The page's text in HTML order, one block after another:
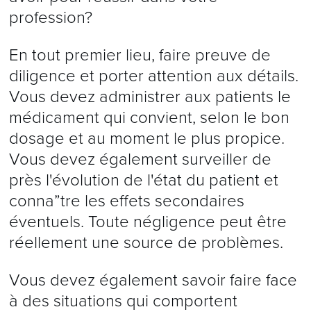
profession?
En tout premier lieu, faire preuve de
diligence et porter attention aux détails.
Vous devez administrer aux patients le
médicament qui convient, selon le bon
dosage et au moment le plus propice.
Vous devez également surveiller de
près l'évolution de l'état du patient et
conna”tre les effets secondaires
éventuels. Toute négligence peut être
réellement une source de problèmes.
Vous devez également savoir faire face
à des situations qui comportent